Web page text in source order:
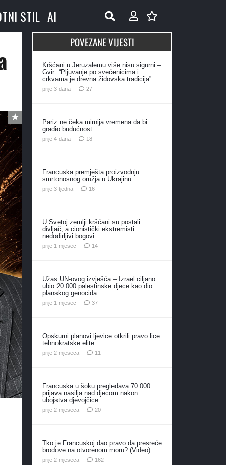
STIL AI
POVEZANE VIJESTI
Kršćani u Jeruzalemu više nisu sigurni –
Gvir: “Pljuvanje po svećenicima i
crkvama je drevna židovska tradicija”
prije 3 dana 27komentara
Pariz ne čeka mirnija vremena da bi
gradio budućnost
prije 4 dana 18komentara
Francuska premješta proizvodnju
smrtonosnog oružja u Ukrajinu
prije 3 tjedna 16komentara
U Svetoj zemlji kršćani su postali
divljač, a cionistički ekstremisti
nedodirljivi bogovi
prije 1 mjesec 14komentara
Užas UN-ovog izvješća – Izrael ciljano
ubio 20.000 palestinske djece kao dio
planskog genocida
prije 1 mjesec 37komentara
Opskurni planovi ljevice otkrili pravo lice
tehnokratske elite
prije 2 mjeseca 11
Francuska u šoku pregledava 70.000
prijava nasilja nad djecom nakon
ubojstva djevojčice
prije 2 mjeseca 20komentara
Tko je Francuskoj dao pravo da presreće
brodove na otvorenom moru? (Video)
prije 2 mjeseca 162komentara